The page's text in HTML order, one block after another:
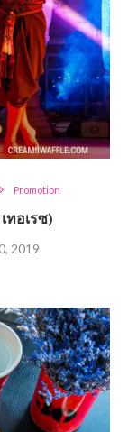
Promotion
ทอเรซ)
2019